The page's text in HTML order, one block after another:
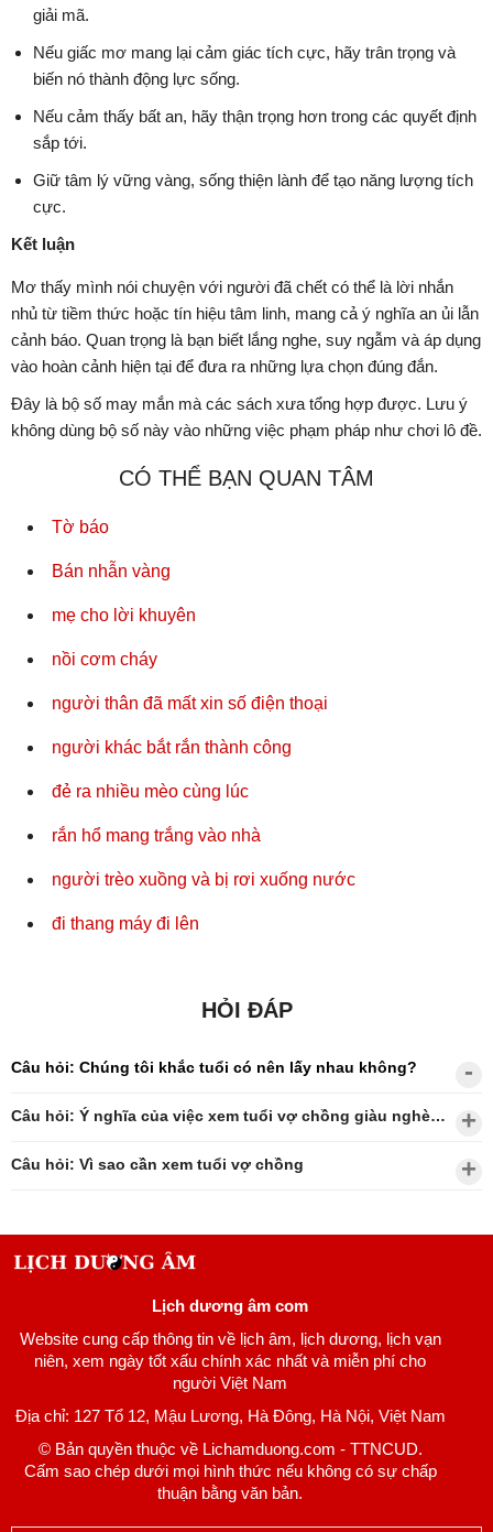
giải mã.
Nếu giấc mơ mang lại cảm giác tích cực, hãy trân trọng và
biến nó thành động lực sống.
Nếu cảm thấy bất an, hãy thận trọng hơn trong các quyết định
sắp tới.
Giữ tâm lý vững vàng, sống thiện lành để tạo năng lượng tích
cực.
Kết luận
Mơ thấy mình nói chuyện với người đã chết có thể là lời nhắn
nhủ từ tiềm thức hoặc tín hiệu tâm linh, mang cả ý nghĩa an ủi lẫn
cảnh báo. Quan trọng là bạn biết lắng nghe, suy ngẫm và áp dụng
vào hoàn cảnh hiện tại để đưa ra những lựa chọn đúng đắn.
Đây là bộ số may mắn mà các sách xưa tổng hợp được. Lưu ý
không dùng bộ số này vào những việc phạm pháp như chơi lô đề.
CÓ THỂ BẠN QUAN TÂM
Tờ báo
Bán nhẫn vàng
mẹ cho lời khuyên
nồi cơm cháy
người thân đã mất xin số điện thoại
người khác bắt rắn thành công
đẻ ra nhiều mèo cùng lúc
rắn hổ mang trắng vào nhà
người trèo xuồng và bị rơi xuống nước
đi thang máy đi lên
HỎI ĐÁP
Câu hỏi: Chúng tôi khắc tuổi có nên lấy nhau không?
Câu hỏi: Ý nghĩa của việc xem tuổi vợ chồng giàu nghèo?
Câu hỏi: Vì sao cần xem tuổi vợ chồng
Lịch dương âm com
Website cung cấp thông tin về lịch âm, lịch dương, lịch vạn
niên, xem ngày tốt xấu chính xác nhất và miễn phí cho
người Việt Nam
Địa chỉ: 127 Tổ 12, Mậu Lương, Hà Đông, Hà Nội, Việt Nam
© Bản quyền thuộc về Lichamduong.com - TTNCUD.
Cấm sao chép dưới mọi hình thức nếu không có sự chấp
thuận bằng văn bản.